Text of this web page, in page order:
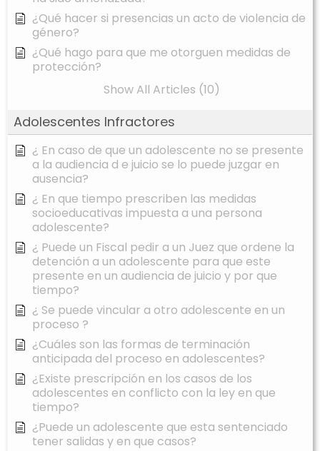
¿Qué hacer si presencias un acto de violencia de
género?
¿Qué hago para que me otorguen medidas de
protección?
Show All Articles (10)
Adolescentes Infractores
¿ En caso de que un adolescente no se presente
a la audiencia d e juicio se lo puede juzgar en
ausencia?
¿ En que tiempo prescriben las medidas
socioeducativas impuesta a una persona
adolescente?
¿ Puede un Fiscal pedir a un Juez que ordene la
detención a un adolescente para que este
presente en un audiencia de juicio y por que
tiempo?
¿ Se puede vincular a otro adolescente en un
proceso ?
¿Cuáles son las formas de terminación
anticipada del proceso en adolescentes?
¿Existe prescripción en los casos de los
adolescentes en conflicto con la ley en que
tiempo?
¿Puede un adolescente que esta sentenciado
tener salidas y en que casos?